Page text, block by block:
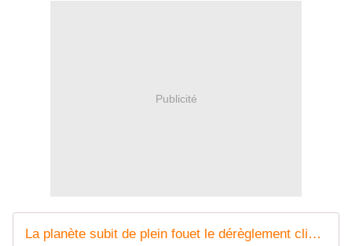
Publicité
La planète subit de plein fouet le dérèglement climatique